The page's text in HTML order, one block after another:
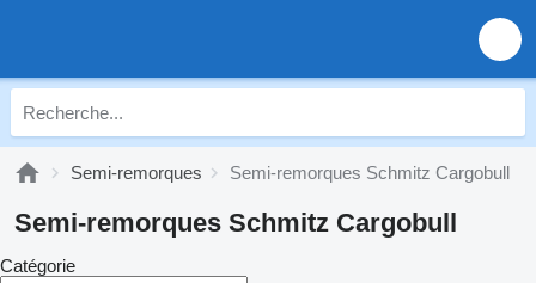
Semi-remorques Semi-remorques Schmitz Cargobull
Semi-remorques Schmitz Cargobull
Catégorie